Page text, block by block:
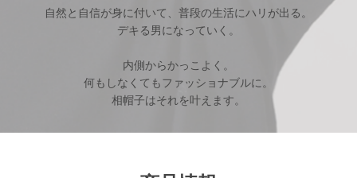
自然と自信が身に付いて、普段の生活にハリが出る。
デキる男になっていく。
内側からかっこよく。
何もしなくてもファッショナブルに。
相帽子はそれを叶えます。